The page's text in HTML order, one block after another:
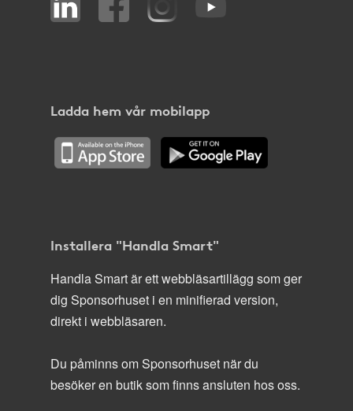
Ladda hem vår mobilapp
Installera "Handla Smart"
Handla Smart är ett webbläsartillägg som ger
dig Sponsorhuset i en minifierad version,
direkt i webbläsaren.
Du påminns om Sponsorhuset när du
besöker en butik som finns ansluten hos oss.